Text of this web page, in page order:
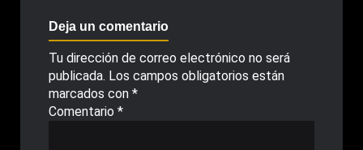
Deja un comentario
Tu dirección de correo electrónico no será
publicada. Los campos obligatorios están
marcados con *
Comentario *